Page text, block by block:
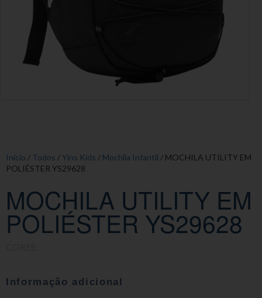
Início / Todos /Yins Kids / Mochila Infantil / MOCHILA UTILITY EM
POLIÉSTER YS29628
MOCHILA UTILITY EM
POLIÉSTER YS29628
Informação adicional